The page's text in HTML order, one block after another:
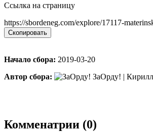
Ссылка на страницу
https://sbordeneg.com/explore/17117-
Скопировать
Начало сбора: 2019-03-20
Автор сбора:
ЗаОрду! | Кирилл
Комменатрии (0)